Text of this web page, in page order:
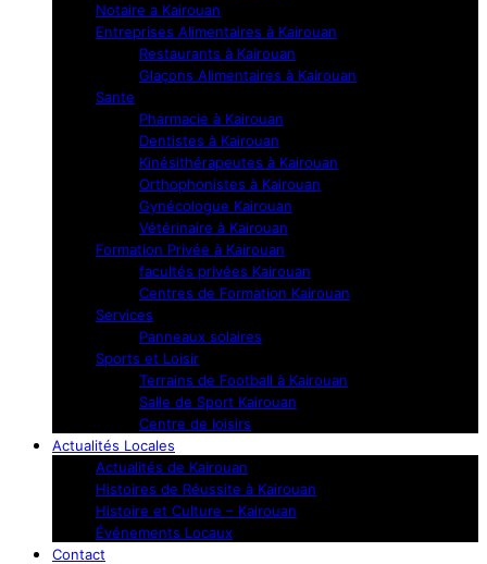
Notaire a Kairouan
Entreprises Alimentaires à Kairouan
Restaurants à Kairouan
Glaçons Alimentaires à Kairouan
Sante
Pharmacie à Kairouan
Dentistes à Kairouan
Kinésithérapeutes à Kairouan
Orthophonistes à Kairouan
Gynécologue Kairouan
Vétérinaire à Kairouan
Formation Privée à Kairouan
facultés privées Kairouan
Centres de Formation Kairouan
Services
Panneaux solaires
Sports et Loisir
Terrains de Football à Kairouan
Salle de Sport Kairouan
Centre de loisirs
Actualités Locales
Actualités de Kairouan
Histoires de Réussite à Kairouan
Histoire et Culture – Kairouan
Événements Locaux
Contact